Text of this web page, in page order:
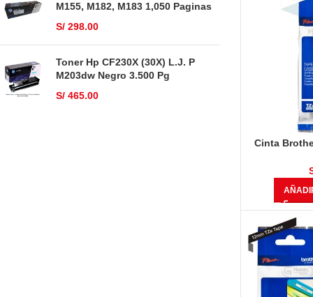
M155, M182, M183 1,050 Paginas
S/ 298.00
Toner Hp CF230X (30X) L.J. P
M203dw Negro 3.500 Pg
S/ 465.00
Cinta